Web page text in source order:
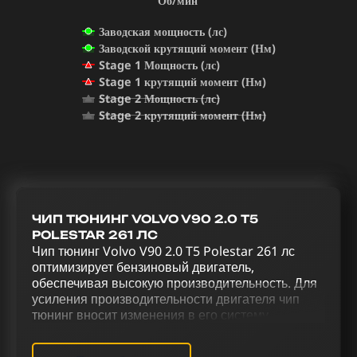
Заводская мощность (лс)
Заводской крутящий момент (Нм)
Stage 1 Мощность (лс)
Stage 1 крутящий момент (Нм)
Stage 2 Мощность (лс)
Stage 2 крутящий момент (Нм)
ЧИП ТЮНИНГ VOLVO V90 2.0 T5
POLESTAR 261 ЛС
Чип тюнинг Volvo V90 2.0 T5 Polestar 261 лс
оптимизирует бензиновый двигатель,
обеспечивая высокую производительность. Для
усиления производительности двигателя чип
тюнинг вносит изменения в его систему
управления Volvo V90 2.0 T5 Polestar 261 лс